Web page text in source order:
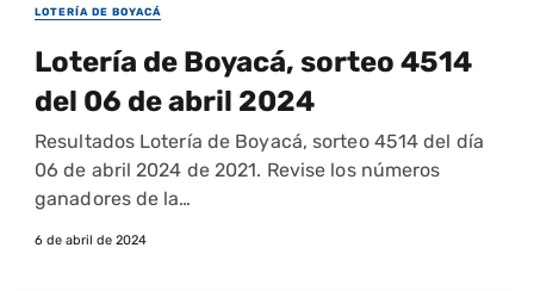
LOTERÍA DE BOYACÁ
Lotería de Boyacá, sorteo 4514
del 06 de abril 2024
Resultados Lotería de Boyacá, sorteo 4514 del día
06 de abril 2024 de 2021. Revise los números
ganadores de la…
6 de abril de 2024